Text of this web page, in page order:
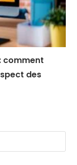
comment
des